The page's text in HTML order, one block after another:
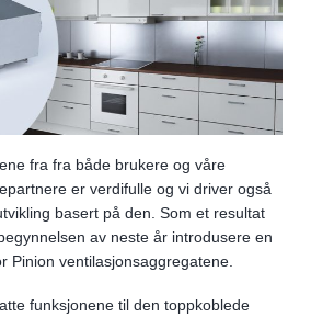
fra fra både brukere og våre
er verdifulle og vi driver også
basert på den. Som et resultat
av neste år introdusere en
Pinion ventilasjonsaggregatene.
funksjonene til den toppkoblede